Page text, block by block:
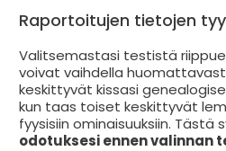
Raportoitujen tietojen
Valitsemastasi testistä
voivat vaihdella
keskittyvät kissasi
kun taas toiset keskittyvät
fyysisiin ominaisuuksiin. Tästä
odotuksesi ennen valinnan